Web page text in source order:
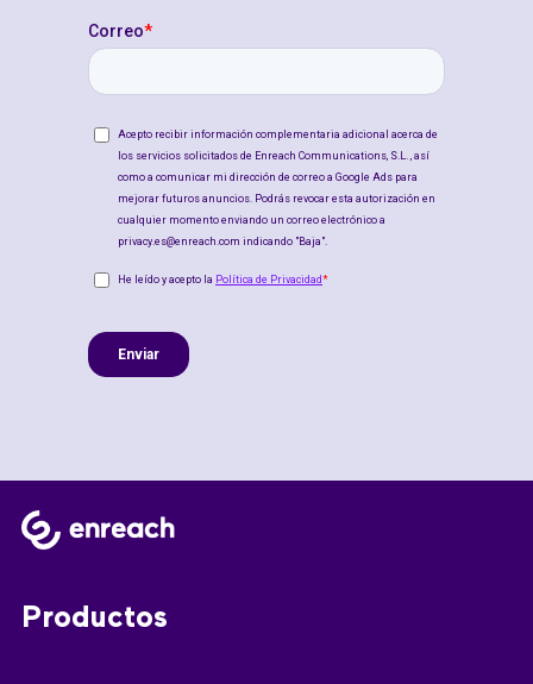
Productos